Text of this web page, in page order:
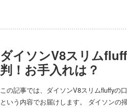
ダイソンV8スリム
判！お手入れは？
この記事では、ダイソンV8スリムfluffyの
という内容でお届けします。 ダイソンの